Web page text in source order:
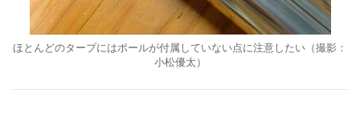
ほとんどのタープにはポールが付属していない点に注意したい（撮影：
小松優太）